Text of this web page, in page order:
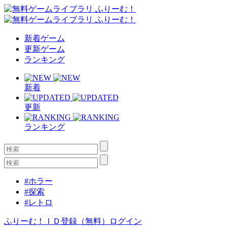
新着ゲーム
更新ゲーム
ランキング
新着
更新
ランキング
#ホラー
#探索
#レトロ
ふりーむ！ＩＤ登録（無料） ログイン